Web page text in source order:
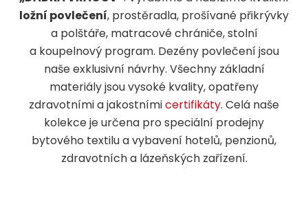
ložní povlečení, prostěradla, prošívané přikrývky
a polštáře, matracové chrániče, stolní
a koupelnový program. Dezény povlečení jsou
naše exklusivní návrhy. Všechny základní
materiály jsou vysoké kvality, opatřeny
zdravotními a jakostnímicertifikáty. Celá naše
kolekce je určena pro speciální prodejny
bytového textilu a vybavení hotelů, penzionů,
zdravotních a lázeňských zařízení.